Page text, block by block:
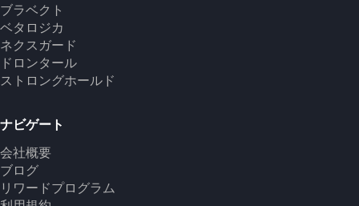
ブラベクト
ベタロジカ
ネクスガード
ドロンタール
ストロングホールド
ナビゲート
会社概要
ブログ
リワードプログラム